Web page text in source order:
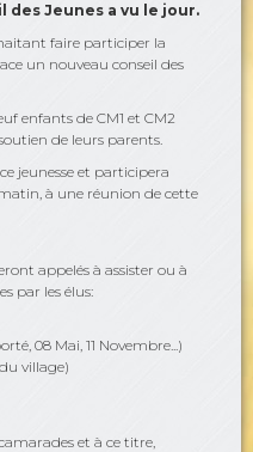
des Jeunes a vu le jour.
faire participer la
un nouveau conseil des
enfants de CM1 et CM2
de leurs parents.
jeunesse et participera
à une réunion de cette
appelés à assister ou à
par les élus:
08 Mai, 11 Novembre...)
village)
et à ce titre,